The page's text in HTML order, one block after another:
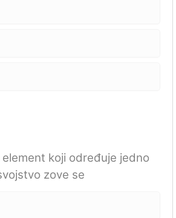
element koji određuje jedno
zove se